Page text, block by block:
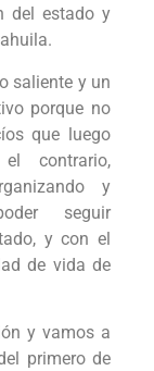
del estado y
saliente y un
porque no
que luego
contrario,
y
seguir
y con el
de vida de
y vamos a
primero de